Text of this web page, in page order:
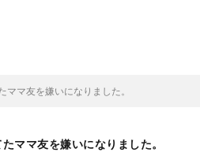
ママ友を嫌いになりました。
たママ友を嫌いになりました。